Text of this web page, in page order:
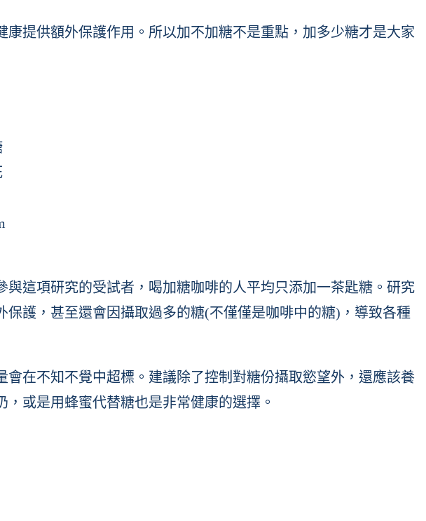
提供額外保護作用。所以加不加糖不是重點，加多少糖才是大家
這項研究的受試者，喝加糖咖啡的人平均只添加一茶匙糖。研究
護，甚至還會因攝取過多的糖(不僅僅是咖啡中的糖)，導致各種
在不知不覺中超標。建議除了控制對糖份攝取慾望外，還應該養
或是用蜂蜜代替糖也是非常健康的選擇。